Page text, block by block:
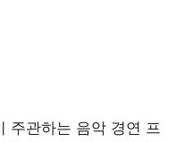
주관하는 음악 경연 프